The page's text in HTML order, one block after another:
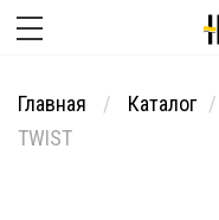
Главная Каталог
TWIST